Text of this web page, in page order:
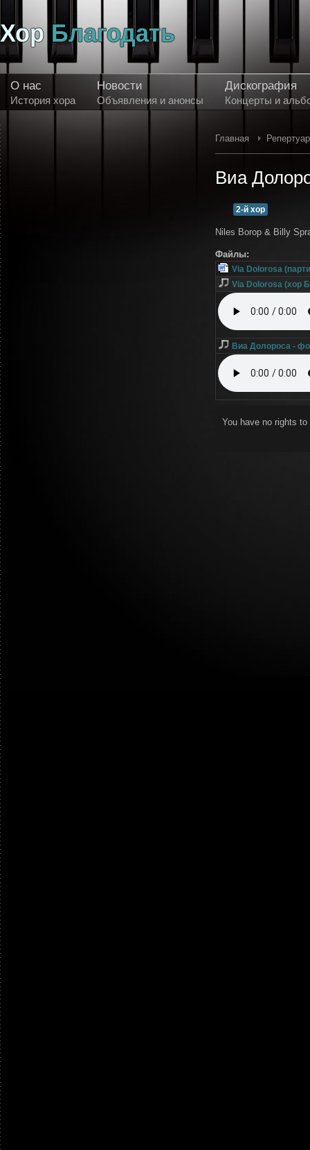
О нас
История хора
Новости
Объявления и анонсы
Дискография
Концерты и
Главная Репертуар
Виа
2-й хор
Niles Borop & Billy
Файлы:
Via Dolorosa
Via Dolorosa (хор
Виа Долороса -
You have no rights